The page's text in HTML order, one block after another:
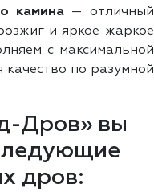
камина— отличный
и яркое жаркое
с максимальной
качество по разумной
Дров» вы
дров: